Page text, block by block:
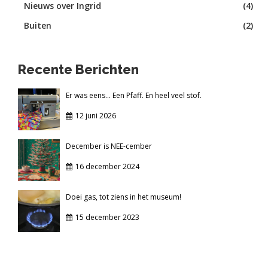
Nieuws over Ingrid
(4)
Buiten
(2)
Recente Berichten
Er was eens... Een Pfaff. En heel veel stof.
12 juni 2026
December is NEE-cember
16 december 2024
Doei gas, tot ziens in het museum!
15 december 2023